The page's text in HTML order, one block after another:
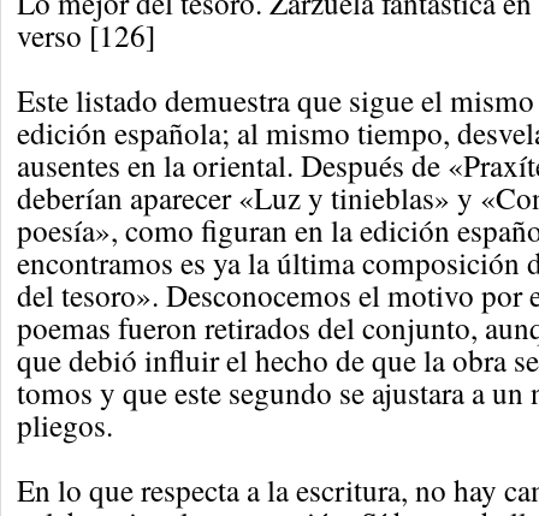
verso [126]
Este listado demuestra que sigue el
edición española; al mismo tiempo,
ausentes en la oriental. Después de
deberían aparecer «Luz y tinieblas» y
poesía», como figuran en la edición
encontramos es ya la última
del tesoro». Desconocemos el motivo por
poemas fueron retirados del conjunto,
que debió influir el hecho de que la obra
tomos y que este segundo se ajustara a
pliegos.
En lo que respecta a la escritura, no hay